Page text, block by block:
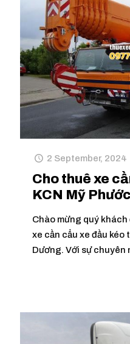
2 September, 2024
Cho thuê xe
KCN Mỹ
Chào mừng quý
xe cần cẩu xe đầu kéo
Dương. Với sự chuyên